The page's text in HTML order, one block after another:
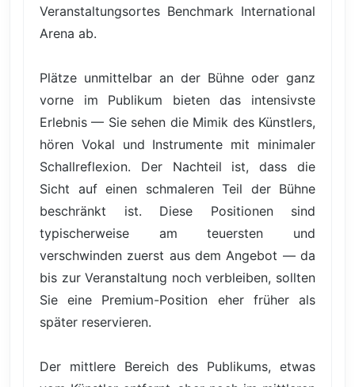
Veranstaltungsortes Benchmark International
Arena ab.
Plätze unmittelbar an der Bühne oder ganz
vorne im Publikum bieten das intensivste
Erlebnis — Sie sehen die Mimik des Künstlers,
hören Vokal und Instrumente mit minimaler
Schallreflexion. Der Nachteil ist, dass die
Sicht auf einen schmaleren Teil der Bühne
beschränkt ist. Diese Positionen sind
typischerweise am teuersten und
verschwinden zuerst aus dem Angebot — da
bis zur Veranstaltung noch verbleiben, sollten
Sie eine Premium-Position eher früher als
später reservieren.
Der mittlere Bereich des Publikums, etwas